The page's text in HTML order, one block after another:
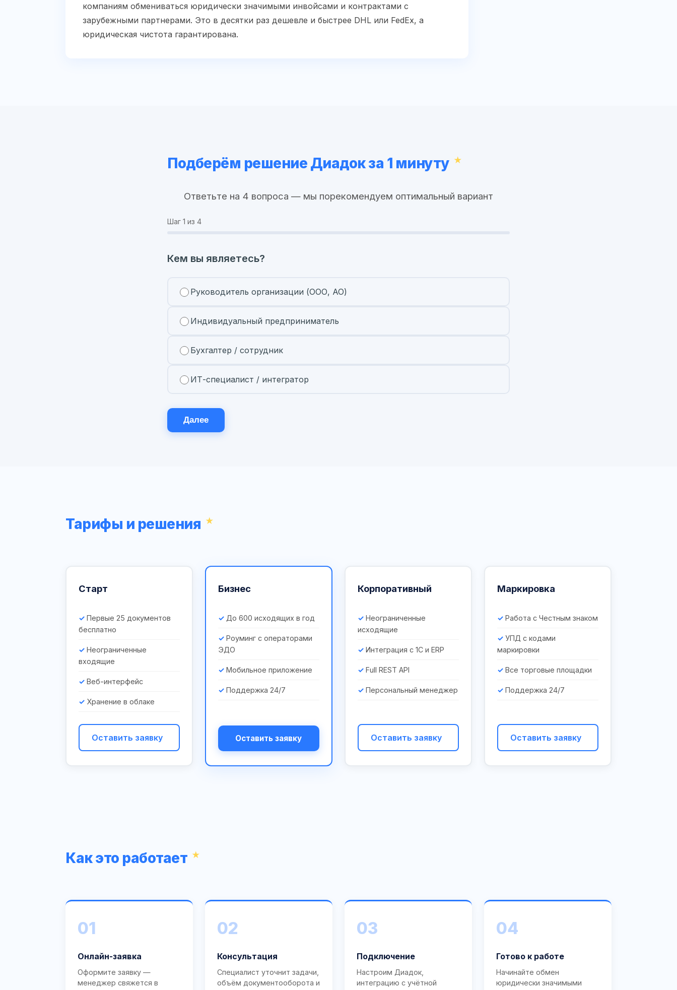
компаниям обмениваться юридически значимыми инвойсами и контрактами с
зарубежными партнерами. Это в десятки раз дешевле и быстрее DHL или FedEx, а
юридическая чистота гарантирована.
Подберём решение Диадок за 1 минуту
Ответьте на 4 вопроса — мы порекомендуем оптимальный вариант
Шаг 1 из 4
Кем вы являетесь?
Руководитель организации (ООО, АО)
Индивидуальный предприниматель
Бухгалтер / сотрудник
ИТ-специалист / интегратор
Далее
Тарифы и решения
Старт
Первые 25 документов
бесплатно
Неограниченные
входящие
Веб-интерфейс
Хранение в облаке
Оставить заявку
Бизнес
До 600 исходящих в год
Роуминг с операторами
ЭДО
Мобильное приложение
Поддержка 24/7
Оставить заявку
Корпоративный
Неограниченные
исходящие
Интеграция с 1С и ERP
Full REST API
Персональный менеджер
Оставить заявку
Маркировка
Работа с Честным знаком
УПД с кодами
маркировки
Все торговые площадки
Поддержка 24/7
Оставить заявку
Как это работает
01
Онлайн-заявка
Оформите заявку —
менеджер свяжется в
02
Консультация
Специалист уточнит задачи,
объём документооборота и
03
Подключение
Настроим Диадок,
интеграцию с учётной
04
Готово к работе
Начинайте обмен
юридически значимыми